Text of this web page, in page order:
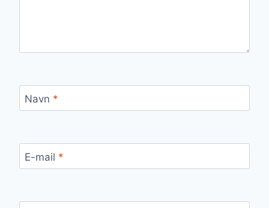
Navn *
E-mail *